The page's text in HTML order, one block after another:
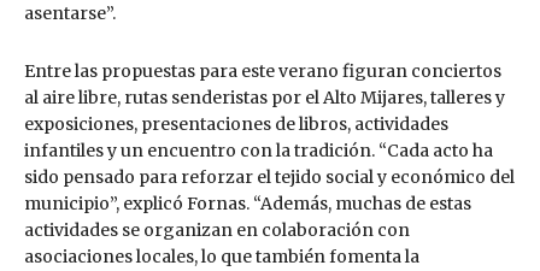
asentarse”.
Entre las propuestas para este verano figuran conciertos
al aire libre, rutas senderistas por el Alto Mijares, talleres y
exposiciones, presentaciones de libros, actividades
infantiles y un encuentro con la tradición. “Cada acto ha
sido pensado para reforzar el tejido social y económico del
municipio”, explicó Fornas. “Además, muchas de estas
actividades se organizan en colaboración con
asociaciones locales, lo que también fomenta la